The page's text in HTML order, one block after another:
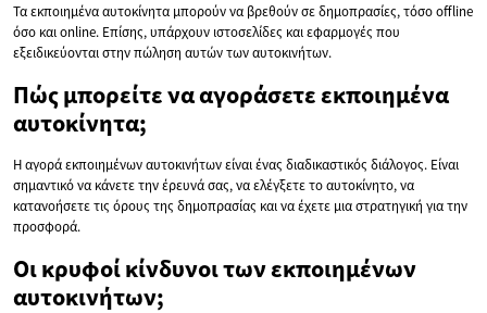
Τα εκποιημένα αυτοκίνητα μπορούν να βρεθούν σε δημοπρασίες, τόσο offline
όσο και online. Επίσης, υπάρχουν ιστοσελίδες και εφαρμογές που
εξειδικεύονται στην πώληση αυτών των αυτοκινήτων.
Πώς μπορείτε να αγοράσετε εκποιημένα
αυτοκίνητα;
Η αγορά εκποιημένων αυτοκινήτων είναι ένας διαδικαστικός διάλογος. Είναι
σημαντικό να κάνετε την έρευνά σας, να ελέγξετε το αυτοκίνητο, να
κατανοήσετε τις όρους της δημοπρασίας και να έχετε μια στρατηγική για την
προσφορά.
Οι κρυφοί κίνδυνοι των εκποιημένων
αυτοκινήτων;